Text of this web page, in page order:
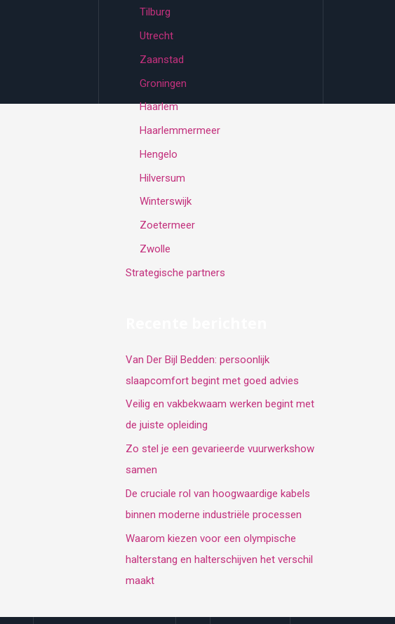
Tilburg
Utrecht
Zaanstad
Groningen
Haarlem
Haarlemmermeer
Hengelo
Hilversum
Winterswijk
Zoetermeer
Zwolle
Strategische partners
Van Der Bijl Bedden: persoonlijk
slaapcomfort begint met goed advies
Veilig en vakbekwaam werken begint met
de juiste opleiding
Zo stel je een gevarieerde vuurwerkshow
samen
De cruciale rol van hoogwaardige kabels
binnen moderne industriële processen
Waarom kiezen voor een olympische
halterstang en halterschijven het verschil
maakt